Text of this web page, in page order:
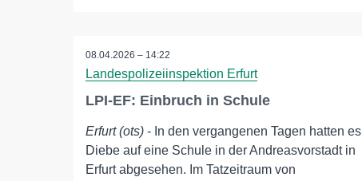
08.04.2026 – 14:22
Landespolizeiinspektion Erfurt
LPI-EF: Einbruch in Schule
Erfurt (ots) - In den vergangenen Tagen hatten es
Diebe auf eine Schule in der Andreasvorstadt in
Erfurt abgesehen. Im Tatzeitraum von